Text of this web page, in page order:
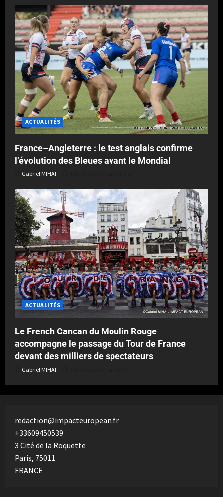
ACTUALITÉS
France–Angleterre : le test anglais confirme
l’évolution des Bleues avant le Mondial
Gabriel MIHAI
ACTUALITÉS
Le French Cancan du Moulin Rouge
accompagne le passage du Tour de France
devant des milliers de spectateurs
Gabriel MIHAI
redaction@impacteuropean.fr
+33609450539
3 Cité de la Roquette
Paris, 75011
FRANCE